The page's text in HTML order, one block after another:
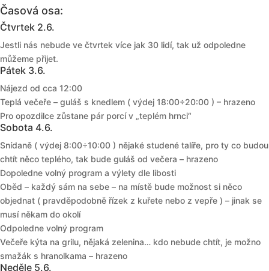
Časová osa:
Čtvrtek 2.6.
Jestli nás nebude ve čtvrtek více jak 30 lidí, tak už odpoledne
můžeme přijet.
Pátek 3.6.
Nájezd od cca 12:00
Teplá večeře – guláš s knedlem ( výdej 18:00÷20:00 ) – hrazeno
Pro opozdilce zůstane pár porcí v „teplém hrnci“
Sobota 4.6.
Snídaně ( výdej 8:00÷10:00 ) nějaké studené talíře, pro ty co budou
chtít něco teplého, tak bude guláš od večera – hrazeno
Dopoledne volný program a výlety dle libosti
Oběd – každý sám na sebe – na místě bude možnost si něco
objednat ( pravděpodobně řízek z kuřete nebo z vepře ) – jinak se
musí někam do okolí
Odpoledne volný program
Večeře kýta na grilu, nějaká zelenina… kdo nebude chtít, je možno
smažák s hranolkama – hrazeno
Neděle 5.6.